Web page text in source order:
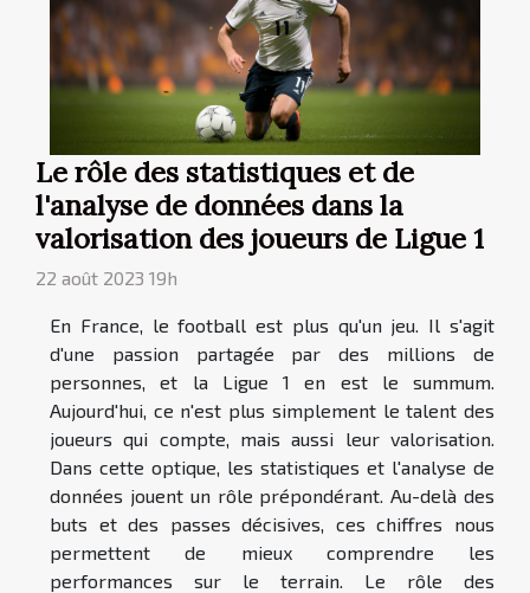
Le rôle des statistiques et de
l'analyse de données dans la
valorisation des joueurs de Ligue 1
22 août 2023 19h
En France, le football est plus qu'un jeu. Il s'agit
d'une passion partagée par des millions de
personnes, et la Ligue 1 en est le summum.
Aujourd'hui, ce n'est plus simplement le talent des
joueurs qui compte, mais aussi leur valorisation.
Dans cette optique, les statistiques et l'analyse de
données jouent un rôle prépondérant. Au-delà des
buts et des passes décisives, ces chiffres nous
permettent de mieux comprendre les
performances sur le terrain. Le rôle des